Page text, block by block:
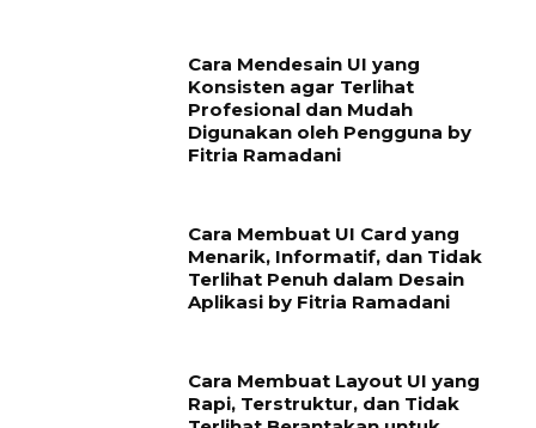
Cara Mendesain UI yang
Konsisten agar Terlihat
Profesional dan Mudah
Digunakan oleh Pengguna by
Fitria Ramadani
Cara Membuat UI Card yang
Menarik, Informatif, dan Tidak
Terlihat Penuh dalam Desain
Aplikasi by Fitria Ramadani
Cara Membuat Layout UI yang
Rapi, Terstruktur, dan Tidak